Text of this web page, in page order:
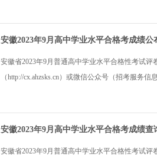
安徽2023年9月高中学业水平合格考成绩公
安徽省2023年9月普通高中学业水平合格性考试
（http://cx.ahzsks.cn）或微信公众号（招考服务信
安徽2023年9月高中学业水平合格考成绩
安徽省2023年9月普通高中学业水平合格性考试